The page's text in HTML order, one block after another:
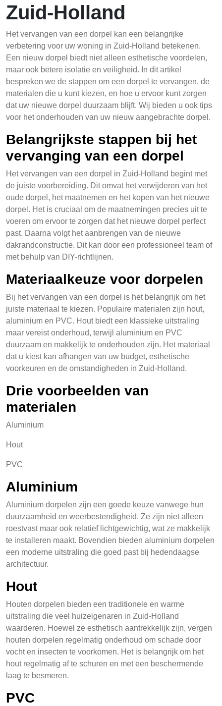
Zuid-Holland
Het vervangen van een dorpel kan een belangrijke
verbetering voor uw woning in Zuid-Holland betekenen.
Een nieuw dorpel biedt niet alleen esthetische voordelen,
maar ook betere isolatie en veiligheid. In dit artikel
bespreken we de stappen om een dorpel te vervangen, de
materialen die u kunt kiezen, en hoe u ervoor kunt zorgen
dat uw nieuwe dorpel duurzaam blijft. Wij bieden u ook tips
voor het onderhouden van uw nieuw aangebrachte dorpel.
Belangrijkste stappen bij het
vervanging van een dorpel
Het vervangen van een dorpel in Zuid-Holland begint met
de juiste voorbereiding. Dit omvat het verwijderen van het
oude dorpel, het maatnemen en het kopen van het nieuwe
dorpel. Het is cruciaal om de maatnemingen precies uit te
voeren om ervoor te zorgen dat het nieuwe dorpel perfect
past. Daarna volgt het aanbrengen van de nieuwe
dakrandconstructie. Dit kan door een professioneel team of
met behulp van DIY-richtlijnen.
Materiaalkeuze voor dorpelen
Bij het vervangen van een dorpel is het belangrijk om het
juiste materiaal te kiezen. Populaire materialen zijn hout,
aluminium en PVC. Hout biedt een klassieke uitstraling
maar vereist onderhoud, terwijl aluminium en PVC
duurzaam en makkelijk te onderhouden zijn. Het materiaal
dat u kiest kan afhangen van uw budget, esthetische
voorkeuren en de omstandigheden in Zuid-Holland.
Drie voorbeelden van
materialen
Aluminium
Hout
PVC
Aluminium
Aluminium dorpelen zijn een goede keuze vanwege hun
duurzaamheid en weerbestendigheid. Ze zijn niet alleen
roestvast maar ook relatief lichtgewichtig, wat ze makkelijk
te installeren maakt. Bovendien bieden aluminium dorpelen
een moderne uitstraling die goed past bij hedendaagse
architectuur.
Hout
Houten dorpelen bieden een traditionele en warme
uitstraling die veel huizeigenaren in Zuid-Holland
waarderen. Hoewel ze esthetisch aantrekkelijk zijn, vergen
houten dorpelen regelmatig onderhoud om schade door
vocht en insecten te voorkomen. Het is belangrijk om het
hout regelmatig af te schuren en met een beschermende
laag te besmeren.
PVC